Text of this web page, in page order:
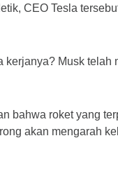
CEO Tesla
Musk
bahwa roket yang
akan mengarah